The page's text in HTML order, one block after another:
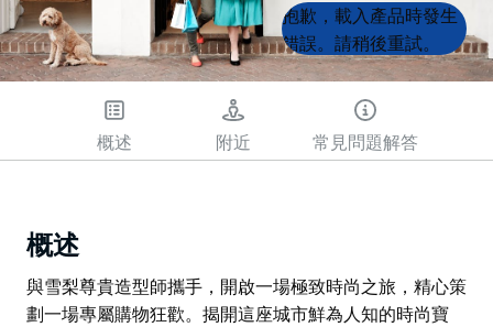
Product
List
Product
List
抱歉，載入產品時發生
錯誤。請稍後重試。
概述 附近 常見問題解答
概述
與雪梨尊貴造型師攜手，開啟一場極致時尚之旅，精心策
劃一場專屬購物狂歡。揭開這座城市鮮為人知的時尚寶